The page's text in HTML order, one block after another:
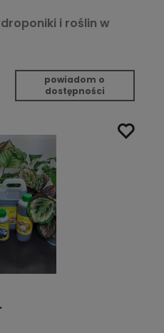
i roślin w
powiadom o
dostępności